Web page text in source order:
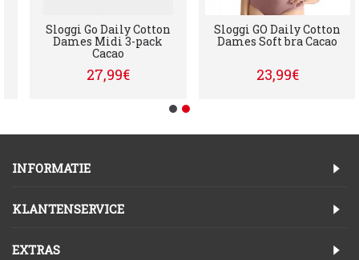
Sloggi Go Daily Cotton
Dames Midi 3-pack
Cacao
27,99€
Sloggi GO Daily Cotton
Dames Soft bra Cacao
23,99€
INFORMATIE
KLANTENSERVICE
EXTRAS